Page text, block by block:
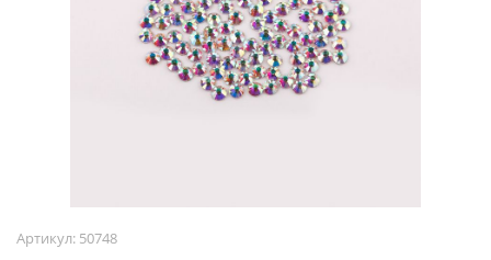
педикюра
Артикул: 50748